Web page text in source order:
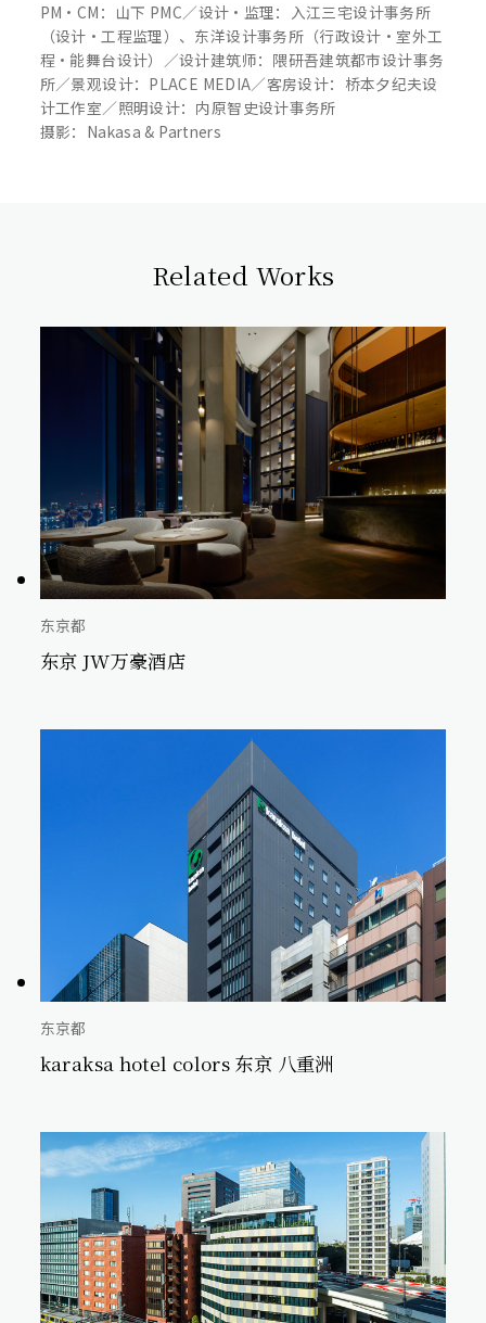
PM・CM：山下 PMC／设计・监理：入江三宅设计事务所
（设计・工程监理）、东洋设计事务所（行政设计・室外工
程・能舞台设计）／设计建筑师：隈研吾建筑都市设计事务
所／景观设计：PLACE MEDIA／客房设计：桥本夕纪夫设
计工作室／照明设计：内原智史设计事务所
摄影：Nakasa & Partners
Related Works
东京都
东京 JW万豪酒店
东京都
karaksa hotel colors 东京 八重洲